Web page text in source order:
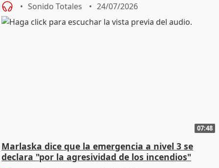
Sonido Totales 24/07/2026
07:48
Marlaska dice que la emergencia a nivel 3 se
declara "por la agresividad de los incendios"